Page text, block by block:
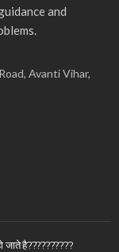
and
Avanti Vihar,
जाते है??????????